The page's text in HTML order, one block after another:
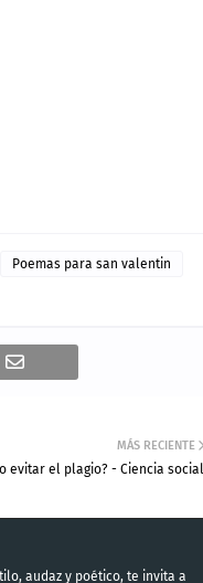
Poemas para san valentin
MÁS RECIENTE
evitar el plagio? - Ciencia social
audaz y poético, te invita a